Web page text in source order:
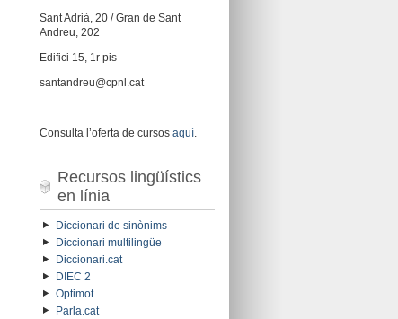
Sant Adrià, 20 / Gran de Sant
Andreu, 202
Edifici 15, 1r pis
santandreu@cpnl.cat
Consulta l’oferta de cursos aquí.
Recursos lingüístics
en línia
Diccionari de sinònims
Diccionari multilingüe
Diccionari.cat
DIEC 2
Optimot
Parla.cat